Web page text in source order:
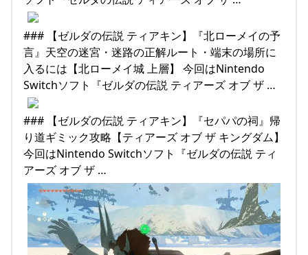
### 【ゼルダの伝説 ティアキン】『北ローメイの予
言』天空の迷宮・迷路の正解ルート・端末の場所に
入るには【北ローメイ城 上層】 今回はNintendo
Switchソフト『ゼルダの伝説 ティアーズ オブ ザ …
### 【ゼルダの伝説 ティアキン】『セパパの祠』帰
り道ギミック攻略【ティアーズ オブ ザ キングダム】
今回はNintendo Switchソフト『ゼルダの伝説 ティ
アーズ オブ ザ …